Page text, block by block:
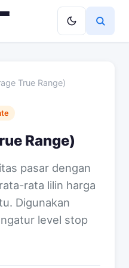
True Range)
Range)
pasar dengan
rata lilin harga
Digunakan
level stop